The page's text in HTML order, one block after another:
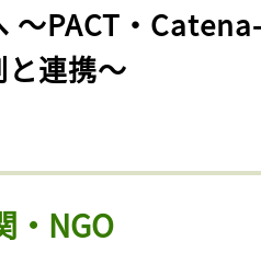
〜PACT・
連携〜
・NGO